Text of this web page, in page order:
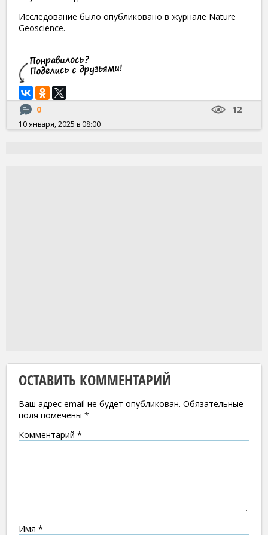
Исследование было опубликовано в журнале Nature
Geoscience.
0 12
10 января, 2025 в 08:00
ОСТАВИТЬ КОММЕНТАРИЙ
Ваш адрес email не будет опубликован. Обязательные
поля помечены *
Комментарий *
Имя *